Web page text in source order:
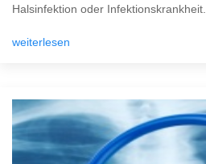
Halsinfektion oder
weiterlesen